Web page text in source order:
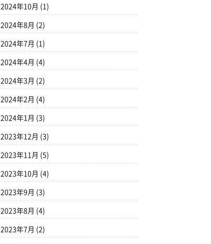
2024年10月 (1)
2024年8月 (2)
2024年7月 (1)
2024年4月 (4)
2024年3月 (2)
2024年2月 (4)
2024年1月 (3)
2023年12月 (3)
2023年11月 (5)
2023年10月 (4)
2023年9月 (3)
2023年8月 (4)
2023年7月 (2)